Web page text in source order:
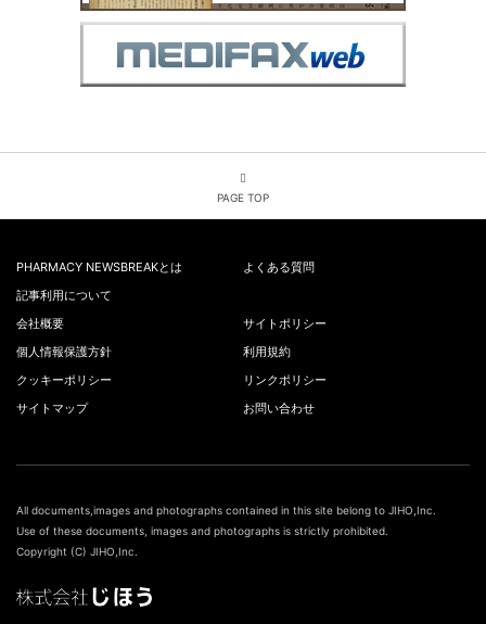
PAGE TOP
PHARMACY NEWSBREAKとは
よくある質問
記事利用について
会社概要
サイトポリシー
個人情報保護方針
利用規約
クッキーポリシー
リンクポリシー
サイトマップ
お問い合わせ
All documents,images and photographs contained in this site belong to JIHO,Inc.
Use of these documents, images and photographs is strictly prohibited.
Copyright (C) JIHO,Inc.